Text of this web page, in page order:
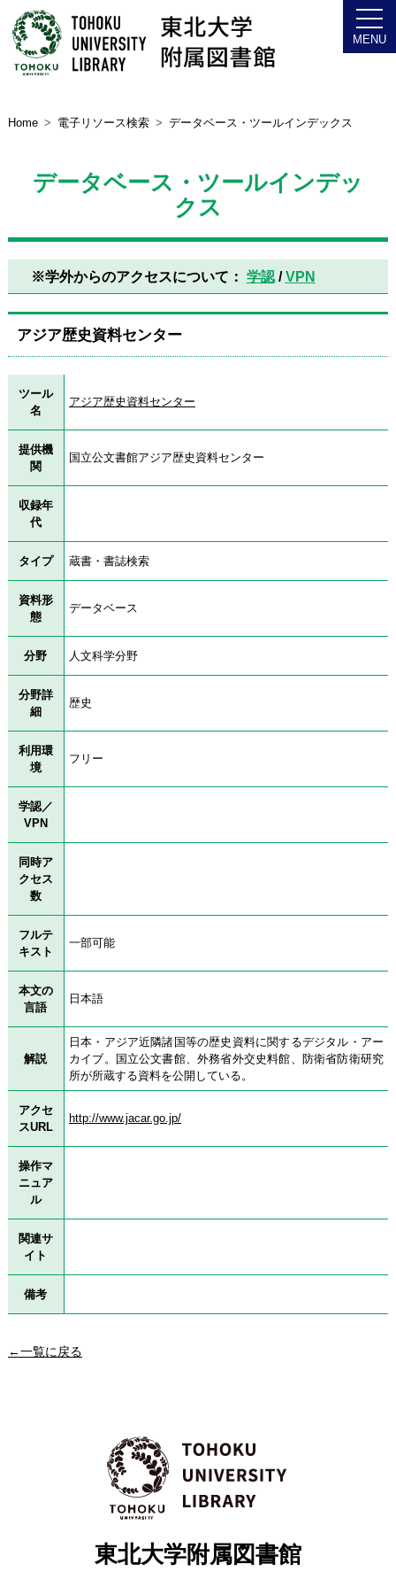
Home 電子リソース検索 データベース・ツールインデックス
データベース・ツールインデッ
クス
※学外からのアクセスについて： 学認/VPN
アジア歴史資料センター
ツール
名
アジア歴史資料センター
提供機
関
国立公文書館アジア歴史資料センター
収録年
代
タイプ 蔵書・書誌検索
資料形
態
データベース
分野 人文科学分野
分野詳
細
歴史
利用環
境
フリー
学認／
VPN
同時ア
クセス
数
フルテ
キスト
一部可能
本文の
言語
日本語
解説
日本・アジア近隣諸国等の歴史資料に関するデジタル・アー
カイブ。国立公文書館、外務省外交史料館、防衛省防衛研究
所が所蔵する資料を公開している。
アクセ
スURL
http://www.jacar.go.jp/
操作マ
ニュア
ル
関連サ
イト
備考
←一覧に戻る
東北大学附属図書館